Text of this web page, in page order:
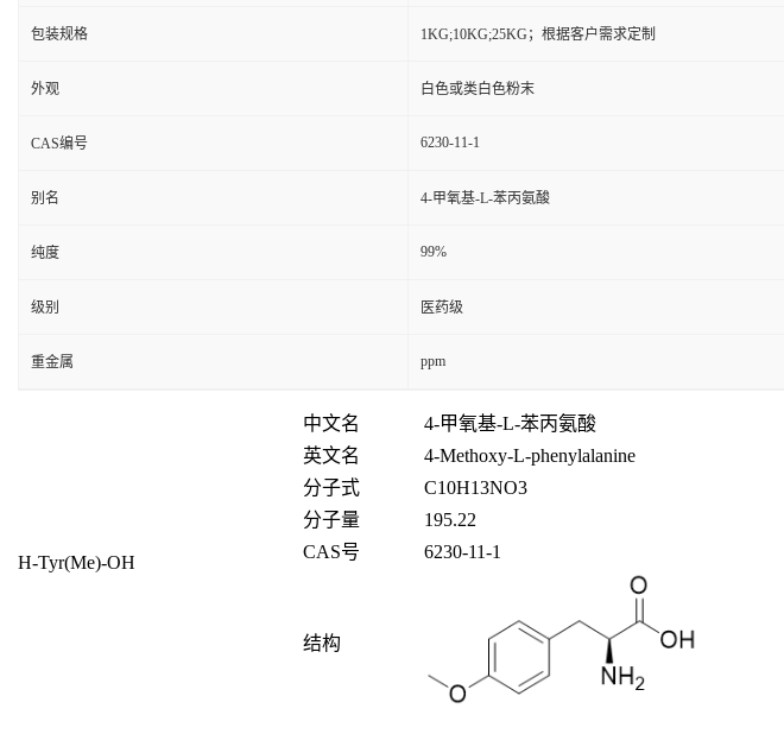
包装规格 1KG;10KG;25KG；根据客户需求定制
外观 白色或类白色粉末
CAS编号 6230-11-1
别名 4-甲氧基-L-苯丙氨酸
纯度 99%
级别 医药级
重金属 ppm
H-Tyr(Me)-OH
中文名 4-甲氧基-L-苯丙氨酸
英文名
4-Methoxy-L-phenylalanine
分子式
C10H13NO3
分子量
195.22
CAS号
6230-11-1
结构